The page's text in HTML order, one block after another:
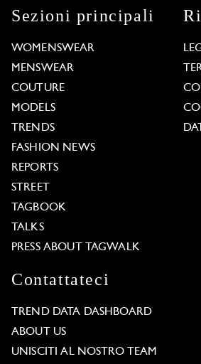
Sezioni principali
WOMENSWEAR
MENSWEAR
COUTURE
MODELS
TRENDS
FASHION NEWS
REPORTS
STREET
TAGBOOK
TALKS
PRESS ABOUT TAGWALK
Contattateci
TREND DATA DASHBOARD
ABOUT US
UNISCITI AL NOSTRO TEAM